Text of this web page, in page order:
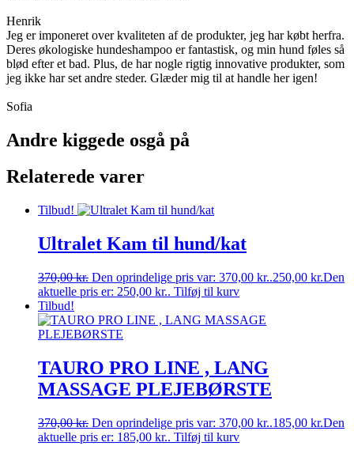
Henrik
Jeg er imponeret over kvaliteten af de produkter, jeg har købt herfra.
Deres økologiske hundeshampoo er fantastisk, og min hund føles så
blød efter et bad. Plus, de har nogle rigtig innovative produkter, som
jeg ikke har set andre steder. Glæder mig til at handle her igen!
Sofia
Andre kiggede osgå på
Relaterede varer
Tilbud!
Ultralet Kam til hund/kat
370,00kr. Den oprindelige pris var: 370,00 kr..250,00 kr.Den
aktuelle pris er: 250,00 kr.. Tilføj til kurv
Tilbud!
TAURO PRO LINE , LANG
MASSAGE PLEJEBØRSTE
370,00kr. Den oprindelige pris var: 370,00 kr..185,00 kr.Den
aktuelle pris er: 185,00 kr.. Tilføj til kurv